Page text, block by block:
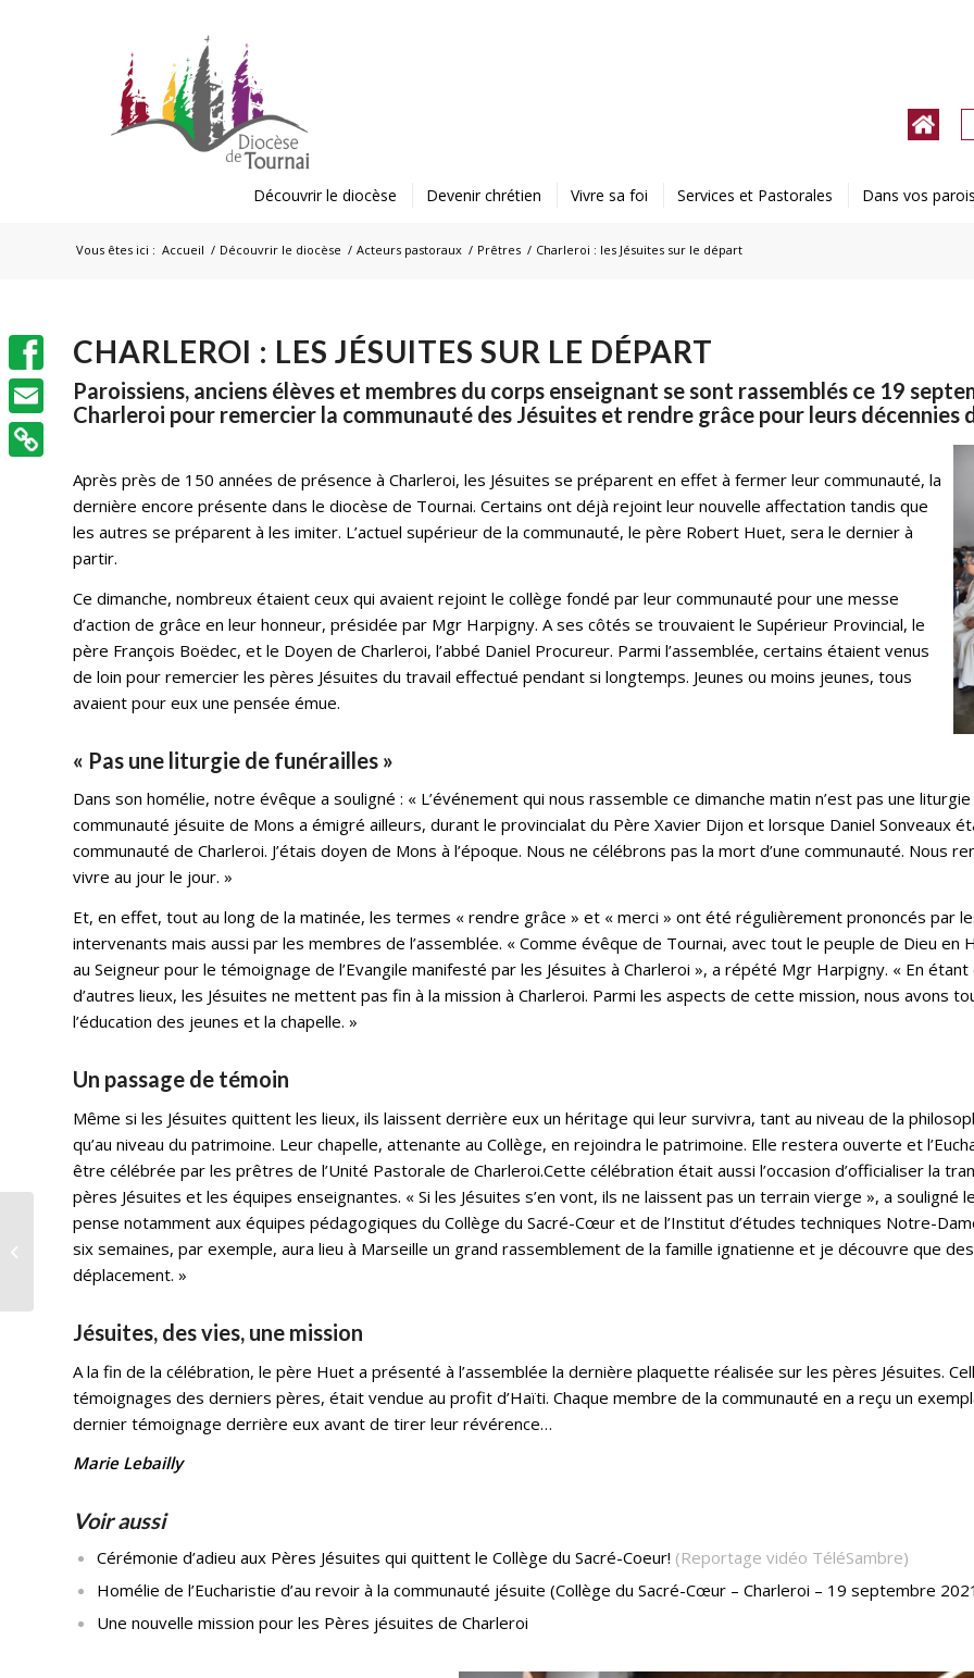
Vous êtes ici : Accueil / Découvrir le diocèse / Acteurs pastoraux / Prêtres / Charleroi : les Jésuites sur le départ
Découvrir le diocèse Devenir chrétien Vivre sa foi Services et Pastorales Dans vos
CHARLEROI : LES JÉSUITES SUR LE DÉPART
Paroissiens, anciens élèves et membres du corps enseignant se sont rassemblés ce 19
Charleroi pour remercier la communauté des Jésuites et rendre grâce pour leurs décennies
Après près de 150 années de présence à Charleroi, les Jésuites se préparent en effet à fermer leur communauté, la
dernière encore présente dans le diocèse de Tournai. Certains ont déjà rejoint leur nouvelle affectation tandis que
les autres se préparent à les imiter. L’actuel supérieur de la communauté, le père Robert Huet, sera le dernier à
partir.
Ce dimanche, nombreux étaient ceux qui avaient rejoint le collège fondé par leur communauté pour une messe
d’action de grâce en leur honneur, présidée par Mgr Harpigny. A ses côtés se trouvaient le Supérieur Provincial, le
père François Boëdec, et le Doyen de Charleroi, l’abbé Daniel Procureur. Parmi l’assemblée, certains étaient venus
de loin pour remercier les pères Jésuites du travail effectué pendant si longtemps. Jeunes ou moins jeunes, tous
avaient pour eux une pensée émue.
« Pas une liturgie de funérailles »
Dans son homélie, notre évêque a souligné : « L’événement qui nous rassemble ce dimanche matin n’est pas une
communauté jésuite de Mons a émigré ailleurs, durant le provincialat du Père Xavier Dijon et lorsque Daniel Sonveaux
communauté de Charleroi. J’étais doyen de Mons à l’époque. Nous ne célébrons pas la mort d’une communauté. Nous
vivre au jour le jour. »
Et, en effet, tout au long de la matinée, les termes « rendre grâce » et « merci » ont été régulièrement prononcés par
intervenants mais aussi par les membres de l’assemblée. « Comme évêque de Tournai, avec tout le peuple de Dieu en
au Seigneur pour le témoignage de l’Evangile manifesté par les Jésuites à Charleroi », a répété Mgr Harpigny. « En
d’autres lieux, les Jésuites ne mettent pas fin à la mission à Charleroi. Parmi les aspects de cette mission, nous avons
l’éducation des jeunes et la chapelle. »
Un passage de témoin
Même si les Jésuites quittent les lieux, ils laissent derrière eux un héritage qui leur survivra, tant au niveau de la
qu’au niveau du patrimoine. Leur chapelle, attenante au Collège, en rejoindra le patrimoine. Elle restera ouverte et
être célébrée par les prêtres de l’Unité Pastorale de Charleroi.Cette célébration était aussi l’occasion d’officialiser la
pères Jésuites et les équipes enseignantes. « Si les Jésuites s’en vont, ils ne laissent pas un terrain vierge », a souligné
pense notamment aux équipes pédagogiques du Collège du Sacré-Cœur et de l’Institut d’études techniques Notre-
six semaines, par exemple, aura lieu à Marseille un grand rassemblement de la famille ignatienne et je découvre que
déplacement. »
Jésuites, des vies, une mission
A la fin de la célébration, le père Huet a présenté à l’assemblée la dernière plaquette réalisée sur les pères Jésuites.
témoignages des derniers pères, était vendue au profit d’Haïti. Chaque membre de la communauté en a reçu un
dernier témoignage derrière eux avant de tirer leur révérence…
Marie Lebailly
Voir aussi
Cérémonie d’adieu aux Pères Jésuites qui quittent le Collège du Sacré-Coeur! (Reportage vidéo TéléSambre)
Homélie de l’Eucharistie d’au revoir à la communauté jésuite (Collège du Sacré-Cœur – Charleroi – 19 septembre
Une nouvelle mission pour les Pères jésuites de Charleroi
Une belle
reconnaissance pour
la Grande Procession
Facebook
Email